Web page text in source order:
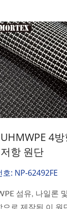
4
항 원단
호: NP-62492FE
섬유, 나일론
인증서